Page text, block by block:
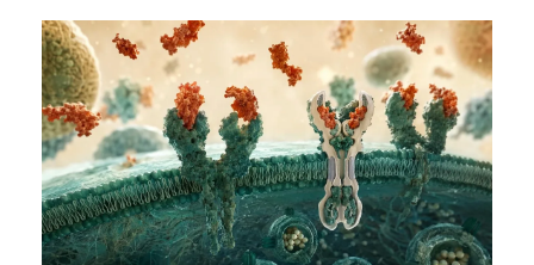
Հայերեն
Íslenska
Српски језик
Svenska
Bosanski
Azərbaycan dili